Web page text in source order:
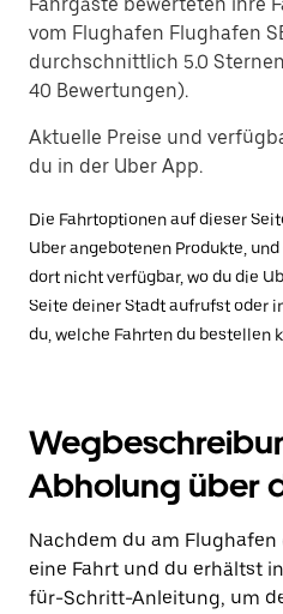
vom Flughafen Flughafen
durchschnittlich 5.0
40 Bewertungen).
Aktuelle Preise und
du in der Uber App.
Die Fahrtoptionen auf dieser
Uber angebotenen Produkte,
dort nicht verfügbar, wo du die
Seite deiner Stadt aufrufst oder
du, welche Fahrten du bestellen
Abholung über
Nachdem du am
eine Fahrt und du erhältst
für-Schritt-Anleitung, um